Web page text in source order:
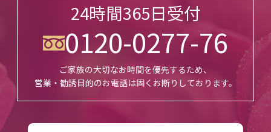
24時間365日受付
0120-0277-76
ご家族の大切なお時間を優先するため、
営業・勧誘目的のお電話は固くお断りしております。